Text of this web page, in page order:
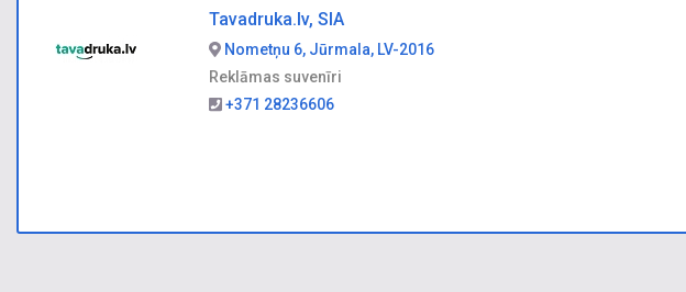
Tavadruka.lv, SIA
Nometņu 6, Jūrmala, LV-2016
Reklāmas suvenīri
+371 28236606